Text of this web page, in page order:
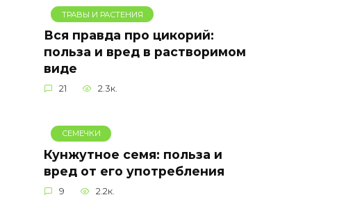
ТРАВЫ И РАСТЕНИЯ
Вся правда про цикорий:
польза и вред в растворимом
виде
21 2.3к.
СЕМЕЧКИ
Кунжутное семя: польза и
вред от его употребления
9 2.2к.